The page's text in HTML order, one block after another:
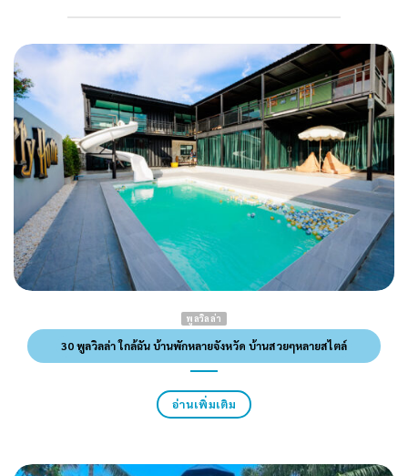
พูลวิลล่า
30 พูลวิลล่า ใกล้ฉัน บ้านพักหลายจังหวัด บ้านสวยๆหลายสไตล์
อ่านเพิ่มเติม